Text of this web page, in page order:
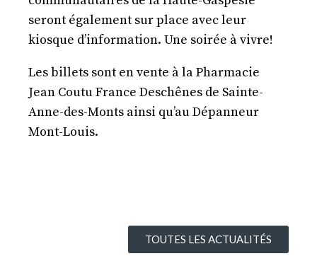
seront également sur place avec leur
kiosque d’information. Une soirée à vivre!
Les billets sont en vente à la Pharmacie
Jean Coutu France Deschênes de Sainte-
Anne-des-Monts ainsi qu’au Dépanneur
Mont-Louis.
TOUTES LES ACTUALITÉS